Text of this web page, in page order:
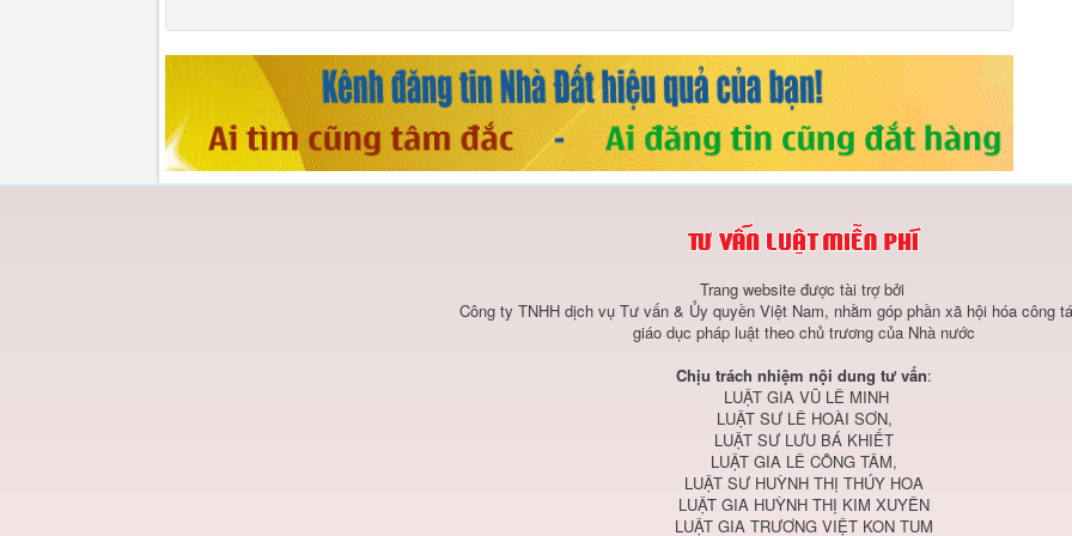
Trang website được tài trợ bởi
Công ty TNHH dịch vụ Tư vấn & Ủy quyền Việt Nam, nhằm góp phần xã hội hóa công
giáo dục pháp luật theo chủ trương của Nhà nước
Chịu trách nhiệm nội dung tư vấn:
LUẬT GIA VŨ LÊ MINH
LUẬT SƯ LÊ HOÀI SƠN,
LUẬT SƯ LƯU BÁ KHIẾT
LUẬT GIA LÊ CÔNG TÂM,
LUẬT SƯ HUỲNH THỊ THÚY HOA
LUẬT GIA HUỲNH THỊ KIM XUYÊN
LUẬT GIA TRƯƠNG VIỆT KON TUM